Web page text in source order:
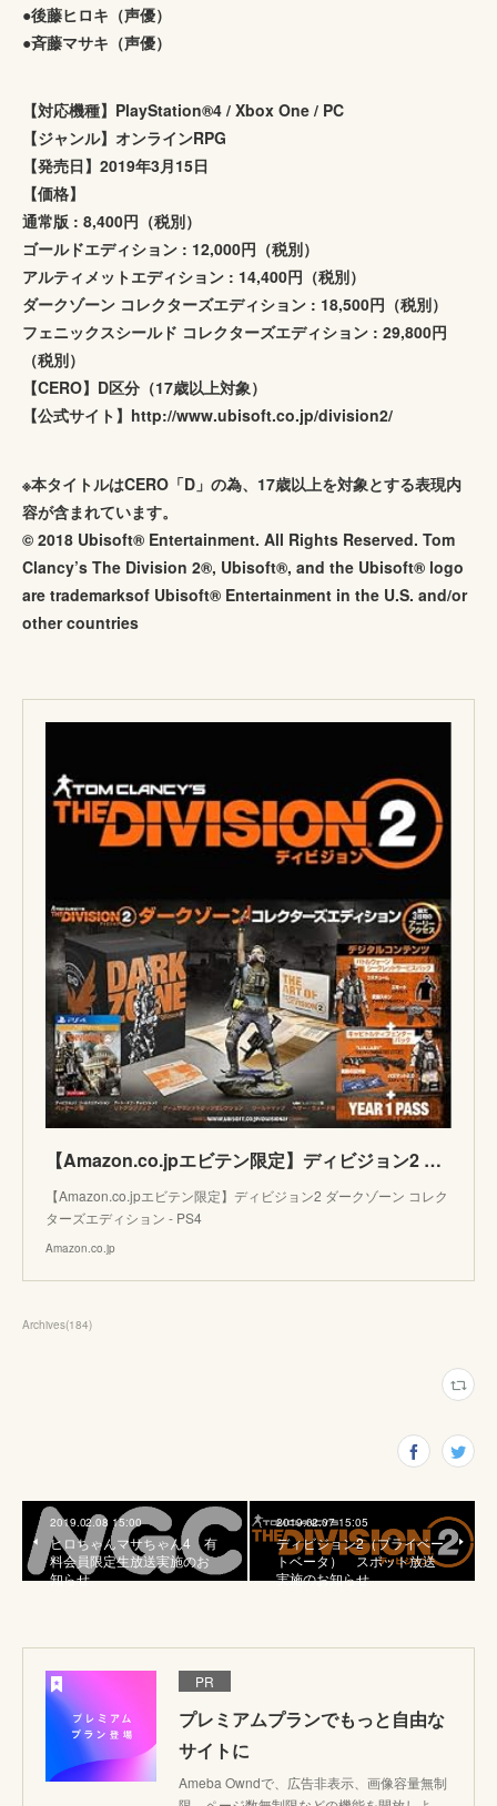
●後藤ヒロキ（声優）
●斉藤マサキ（声優）
【対応機種】PlayStation®4 / Xbox One / PC
【ジャンル】オンラインRPG
【発売日】2019年3月15日
【価格】
通常版 : 8,400円（税別）
ゴールドエディション : 12,000円（税別）
アルティメットエディション : 14,400円（税別）
ダークゾーン コレクターズエディション : 18,500円（税別）
フェニックスシールド コレクターズエディション : 29,800円
（税別）
【CERO】D区分（17歳以上対象）
【公式サイト】http://www.ubisoft.co.jp/division2/
※本タイトルはCERO「D」の為、17歳以上を対象とする表現内
容が含まれています。
© 2018 Ubisoft® Entertainment. All Rights Reserved. Tom
Clancy’s The Division 2®, Ubisoft®, and the Ubisoft® logo
are trademarksof Ubisoft® Entertainment in the U.S. and/or
other countries
【Amazon.co.jpエビテン限定】ディビジョン2 ダークゾーン コレクターズエディション - PS4
【Amazon.co.jpエビテン限定】ディビジョン2 ダークゾーン コレク
ターズエディション - PS4
Amazon.co.jp
Archives(184)
2019.02.08 15:00
ヒロちゃんマサちゃん4 有
料会員限定生放送実施のお
知らせ
2019.02.07 15:05
ディビジョン2（プライベー
トベータ） スポット放送
実施のお知らせ
PR
プレミアムプランでもっと自由な
サイトに
Ameba Owndで、広告非表示、画像容量無制